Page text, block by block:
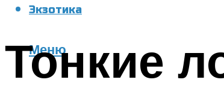
Экзотика
Меню
Тонкие